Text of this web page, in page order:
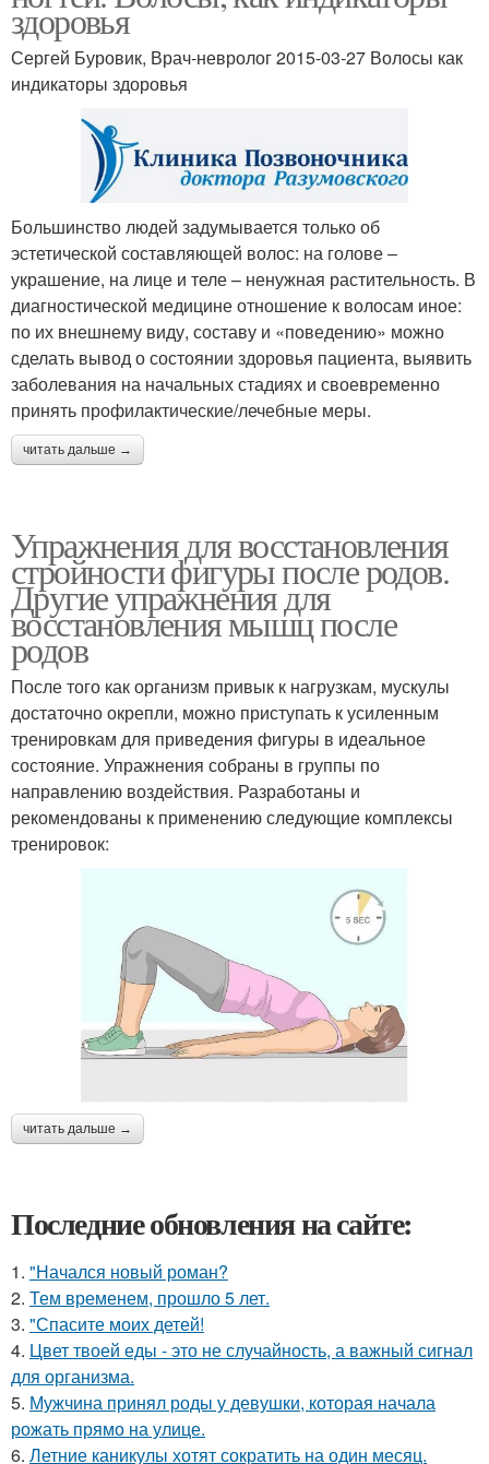
здоровья
Сергей Буровик, Врач-невролог 2015-03-27 Волосы как
индикаторы здоровья
Большинство людей задумывается только об
эстетической составляющей волос: на голове –
украшение, на лице и теле – ненужная растительность. В
диагностической медицине отношение к волосам иное:
по их внешнему виду, составу и «поведению» можно
сделать вывод о состоянии здоровья пациента, выявить
заболевания на начальных стадиях и своевременно
принять профилактические/лечебные меры.
читать дальше →
Упражнения для восстановления
стройности фигуры после родов.
Другие упражнения для
восстановления мышц после
родов
После того как организм привык к нагрузкам, мускулы
достаточно окрепли, можно приступать к усиленным
тренировкам для приведения фигуры в идеальное
состояние. Упражнения собраны в группы по
направлению воздействия. Разработаны и
рекомендованы к применению следующие комплексы
тренировок:
читать дальше →
Последние обновления на сайте:
1. "Начался новый роман?
2. Тем временем, прошло 5 лет.
3. "Спасите моих детей!
4. Цвет твоей еды - это не случайность, а важный сигнал
для организма.
5. Мужчина принял роды у девушки, которая начала
рожать прямо на улице.
6. Летние каникулы хотят сократить на один месяц.